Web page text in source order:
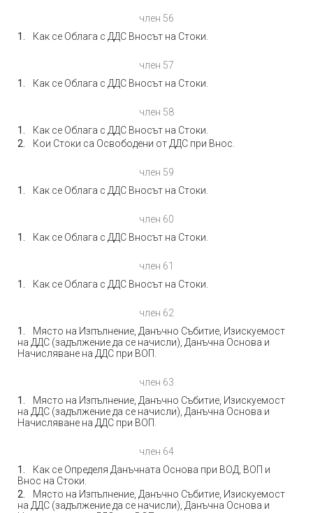
член 56
Как се Облага с ДДС Вносът на Стоки.
член 57
Как се Облага с ДДС Вносът на Стоки.
член 58
Как се Облага с ДДС Вносът на Стоки.
Кои Стоки са Освободени от ДДС при Внос.
член 59
Как се Облага с ДДС Вносът на Стоки.
член 60
Как се Облага с ДДС Вносът на Стоки.
член 61
Как се Облага с ДДС Вносът на Стоки.
член 62
Място на Изпълнение, Данъчно Събитие, Изискуемост
на ДДС (задължение да се начисли), Данъчна Основа и
Начисляване на ДДС при ВОП.
член 63
Място на Изпълнение, Данъчно Събитие, Изискуемост
на ДДС (задължение да се начисли), Данъчна Основа и
Начисляване на ДДС при ВОП.
член 64
Как се Определя Данъчната Основа при ВОД, ВОП и
Внос на Стоки.
Място на Изпълнение, Данъчно Събитие, Изискуемост
на ДДС (задължение да се начисли), Данъчна Основа и